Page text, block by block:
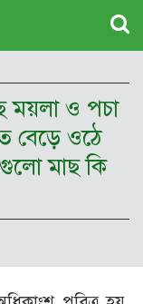
ময়লা ও পচা
বেড়ে ওঠে
মাছ কি